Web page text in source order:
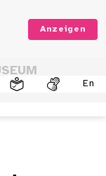
Anzeigen
En